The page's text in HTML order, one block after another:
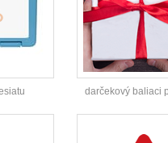
darčekový baliaci